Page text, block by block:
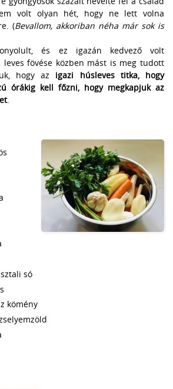
volt olyan hét, hogy ne lett volna
(Bevallom, akkoriban néha már sok is
és ez igazán kedvező volt
leves fövése közben mást is meg tudott
hogy az igazi húsleves titka, hogy
órákig kell főzni, hogy megkapjuk az
.
só
kömény